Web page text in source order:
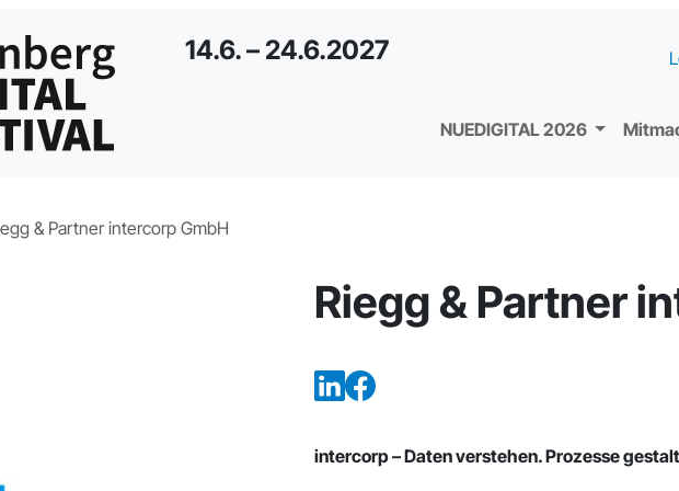
14.6. – 24.6.2027
NUEDIGITAL 2026
& Partner intercorp GmbH
Riegg & Partner
intercorp – Daten verstehen. Prozesse